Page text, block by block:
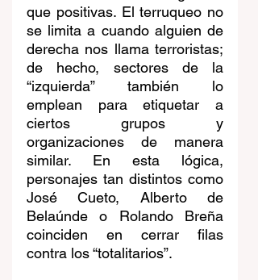
que positivas. El terruqueo no
se limita a cuando alguien de
derecha nos llama terroristas;
de hecho, sectores de la
“izquierda” también lo
emplean para etiquetar a
ciertos grupos y
organizaciones de manera
similar. En esta lógica,
personajes tan distintos como
José Cueto, Alberto de
Belaúnde o Rolando Breña
coinciden en cerrar filas
contra los “totalitarios”.